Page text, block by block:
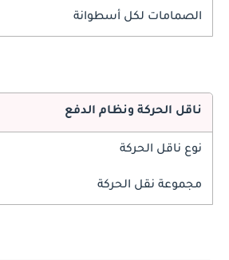
الصمامات لكل أسطوانة
ناقل الحركة ونظام الدفع
نوع ناقل الحركة
مجموعة نقل الحركة